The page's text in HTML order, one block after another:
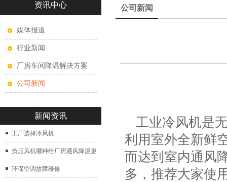
瑞莱环保空调资讯中心
媒体报道
行业新闻
厂房车间降温解决方案
公司新闻
新闻资讯
工厂选择冷风机
负压风机哪种给厂房通风降温更
好？
环保空调故障维修
公司新闻
工业冷风机是
利用室外全新鲜
而达到室内通风
多，推荐大家使